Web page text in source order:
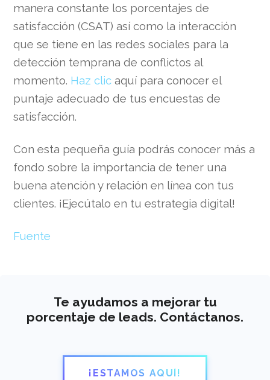
manera constante los porcentajes de
satisfacción (CSAT) así como la interacción
que se tiene en las redes sociales para la
detección temprana de conflictos al
momento. Haz clic aquí para conocer el
puntaje adecuado de tus encuestas de
satisfacción.
Con esta pequeña guía podrás conocer más a
fondo sobre la importancia de tener una
buena atención y relación en línea con tus
clientes. ¡Ejecútalo en tu estrategia digital!
Fuente
Te ayudamos a mejorar tu
porcentaje de leads. Contáctanos.
¡ESTAMOS AQUÍ!